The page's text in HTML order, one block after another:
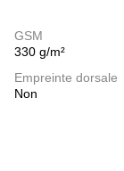
GSM
330 g/m²
Empreinte dorsale
Non